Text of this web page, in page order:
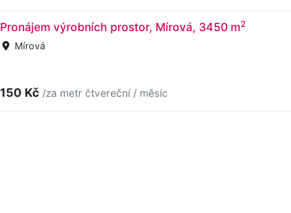
Pronájem výrobních prostor, Mírová, 3450 m2
Mírová
150 Kč /za metr čtvereční / měsíc